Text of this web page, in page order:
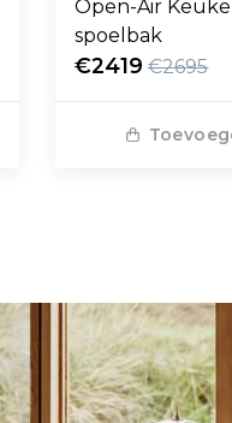
Open-Air
spoelbak
€2419 €2695